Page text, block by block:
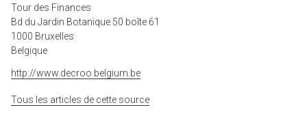
Tour des Finances
Bd du Jardin Botanique 50 boîte 61
1000 Bruxelles
Belgique
http://www.decroo.belgium.be
Tous les articles de cette source